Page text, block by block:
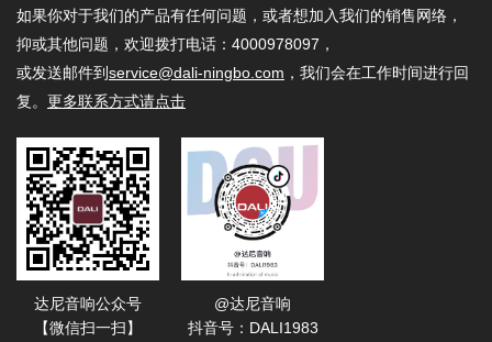
如果你对于我们的产品有任何问题，或者想加入我们的销售网络，
抑或其他问题，欢迎拨打电话：4000978097，
或发送邮件到service@dali-ningbo.com ，我们会在工作时间进行回
复。 更多联系方式请点击
达尼音响公众号
【微信扫一扫】
@达尼音响
抖音号：DALI1983